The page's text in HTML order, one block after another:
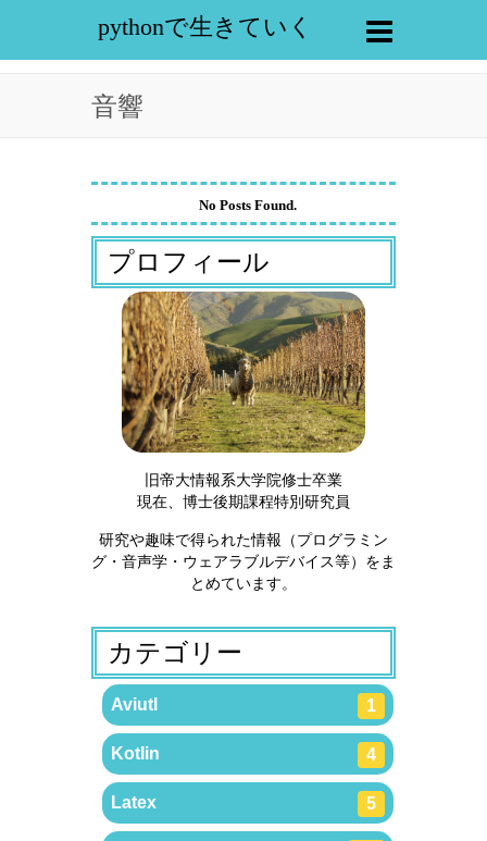
pythonで生きていく
音響
No Posts Found.
プロフィール
旧帝大情報系大学院修士卒業
現在、博士後期課程特別研究員
研究や趣味で得られた情報（プログラミン
グ・音声学・ウェアラブルデバイス等）をま
とめています。
カテゴリー
Aviutl 1
Kotlin 4
Latex 5